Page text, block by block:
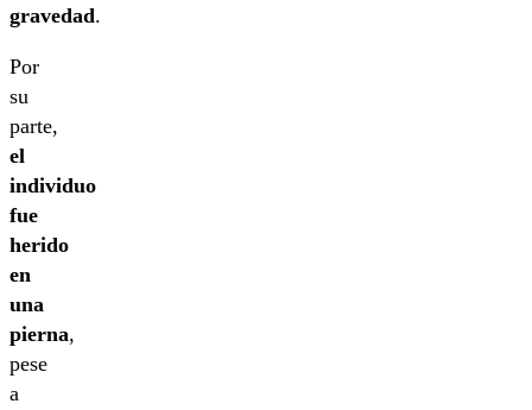
gravedad.
Por
su
parte,
el
individuo
fue
herido
en
una
pierna,
pese
a